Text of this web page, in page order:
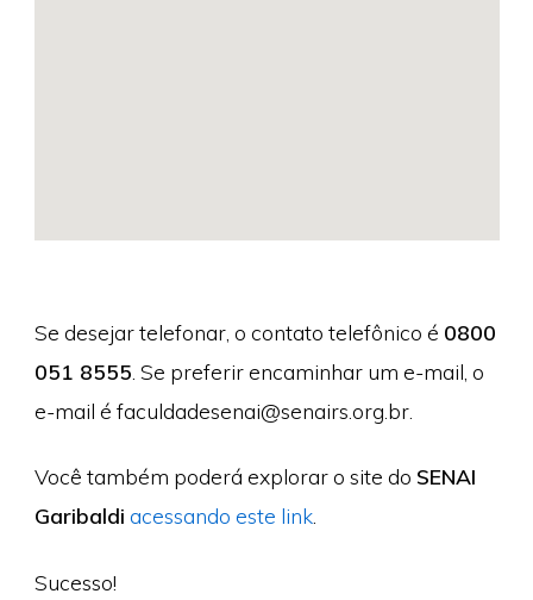
Se desejar telefonar, o contato telefônico é 0800
051 8555 . Se preferir encaminhar um e-mail, o
e-mail é faculdadesenai@senairs.org.br.
Você também poderá explorar o site do SENAI
Garibaldi acessando este link.
Sucesso!